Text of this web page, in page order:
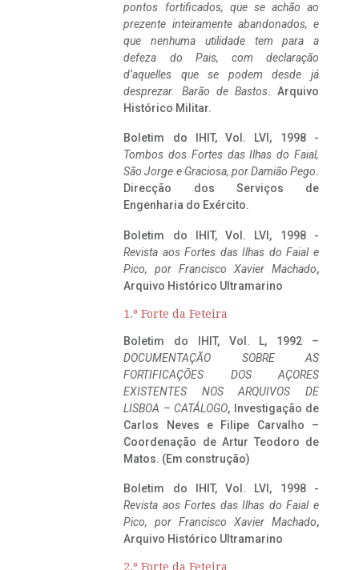
pontos fortificados, que se achão ao
prezente inteiramente abandonados, e
que nenhuma utilidade tem para a
defeza do Pais, com declaração
d’aquelles que se podem desde já
desprezar. Barão de Bastos. Arquivo
Histórico Militar.
Boletim do IHIT, Vol. LVI, 1998 -
Tombos dos Fortes das Ilhas do Faial,
São Jorge e Graciosa, por Damião Pego.
Direcção dos Serviços de
Engenharia do Exército.
Boletim do IHIT, Vol. LVI, 1998 -
Revista aos Fortes das Ilhas do Faial e
Pico, por Francisco Xavier Machado,
Arquivo Histórico Ultramarino
1.º Forte da Feteira
Boletim do IHIT, Vol. L, 1992 –
DOCUMENTAÇÃO SOBRE AS
FORTIFICAÇÕES DOS AÇORES
EXISTENTES NOS ARQUIVOS DE
LISBOA – CATÁLOGO, Investigação de
Carlos Neves e Filipe Carvalho –
Coordenação de Artur Teodoro de
Matos. (Em construção)
Boletim do IHIT, Vol. LVI, 1998 -
Revista aos Fortes das Ilhas do Faial e
Pico, por Francisco Xavier Machado,
Arquivo Histórico Ultramarino
2.º Forte da Feteira